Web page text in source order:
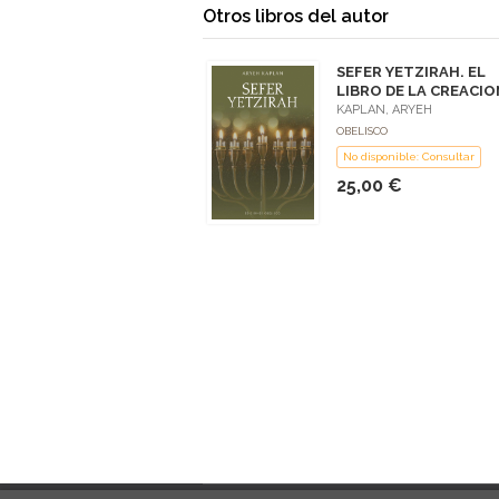
Otros libros del autor
SEFER YETZIRAH. EL
LIBRO DE LA
KAPLAN, ARYEH
OBELISCO
No disponible: Consultar
25,00 €